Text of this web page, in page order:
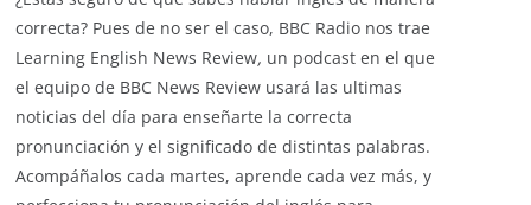
correcta? Pues de no ser el caso, BBC Radio nos trae
Learning English News Review, un podcast en el que
el equipo de BBC News Review usará las ultimas
noticias del día para enseñarte la correcta
pronunciación y el significado de distintas palabras.
Acompáñalos cada martes, aprende cada vez más, y